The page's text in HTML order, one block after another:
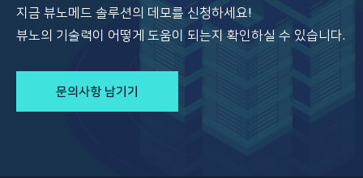
지금 뷰노메드 솔루션의 데모를 신청하세요!
뷰노의 기술력이 어떻게 도움이 되는지 확인하실 수 있습니다.
문의사항 남기기